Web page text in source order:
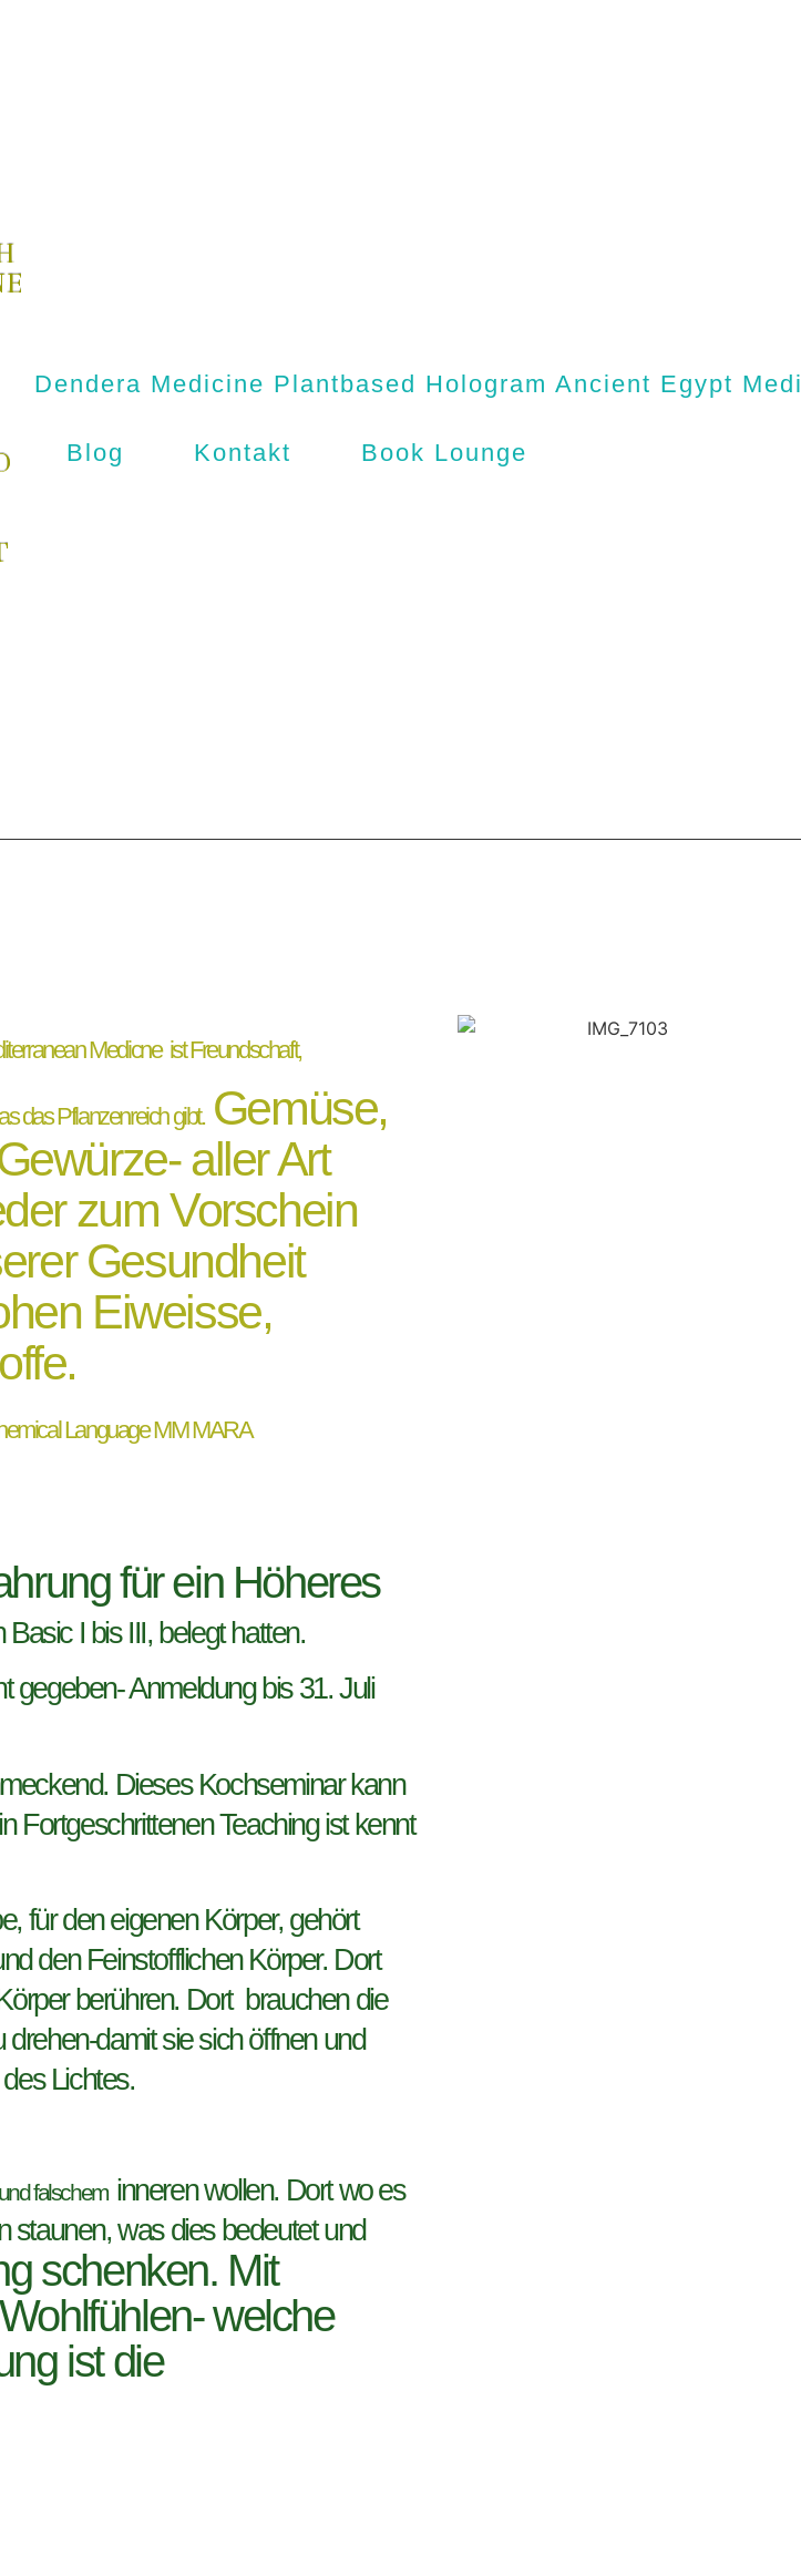
Dendera Medicine Plantbased Hologram Ancient Egypt
Blog Kontakt Book Lounge
ist Freundschaft,
das Pflanzenreich gibt. Gemüse,
aller Art
zum Vorschein
Gesundheit
Eiweisse,
MM MARA
für ein Höheres
I bis III, belegt hatten.
gegeben- Anmeldung bis 31. Juli
Dieses Kochseminar kann
Fortgeschrittenen Teaching ist kennt
für den eigenen Körper, gehört
den Feinstofflichen Körper. Dort
berühren. Dort brauchen die
damit sie sich öffnen und
Lichtes.
falschem inneren wollen. Dort wo es
staunen, was dies bedeutet und
schenken. Mit
welche
ist die